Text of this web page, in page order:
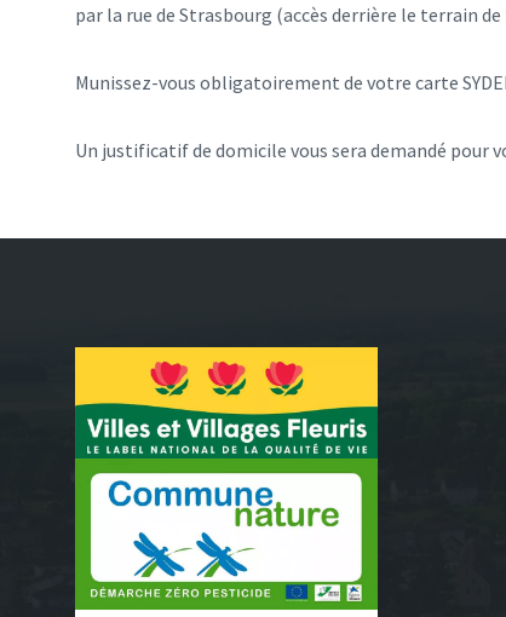
par la rue de Strasbourg (accès derrière le terrain
Munissez-vous obligatoirement de votre carte
Un justificatif de domicile vous sera demandé pour